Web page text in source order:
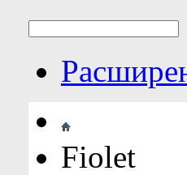
Fiolet